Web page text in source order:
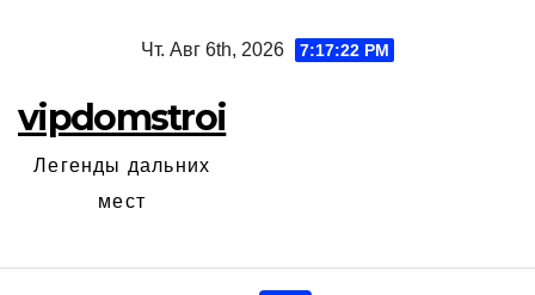
Чт. Авг 6th, 2026 7:17:23 PM
vipdomstroi
Легенды дальних
мест